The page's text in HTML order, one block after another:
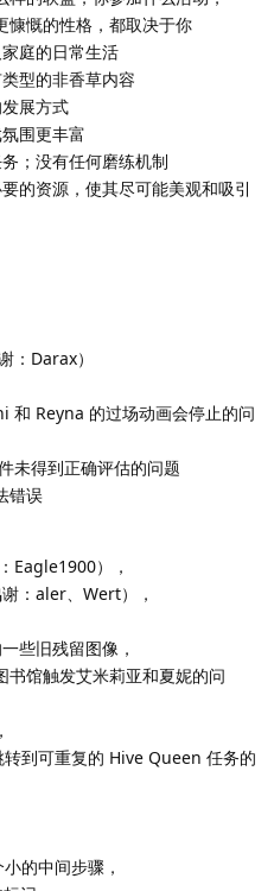
慷慨的性格，都取决于你
庭的日常生活
型的非香草内容
展方式
围更丰富
；没有任何磨练机制
的资源，使其尽可能美观和吸引
：Darax）
和 Reyna 的过场动画会停止的问
未得到正确评估的问题
错误
Eagle1900），
：aler、Wert），
些旧残留图像，
书馆触发艾米莉亚和夏妮的问
到可重复的 Hive Queen 任务的
的中间步骤，